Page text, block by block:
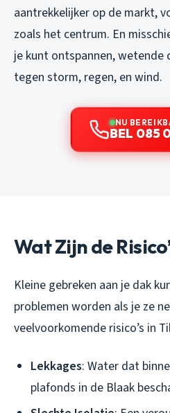
aantrekkelijker op de markt,
zoals het centrum. En
je kunt ontspannen, wetende
tegen storm, regen, en wind.
NU
BEL 085
Wat Zijn de
Kleine gebreken aan je dak
problemen worden als je ze
veelvoorkomende risico’s in
Lekkages: Water dat
plafonds in de Blaak